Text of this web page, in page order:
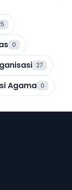
0
27
Agama 0